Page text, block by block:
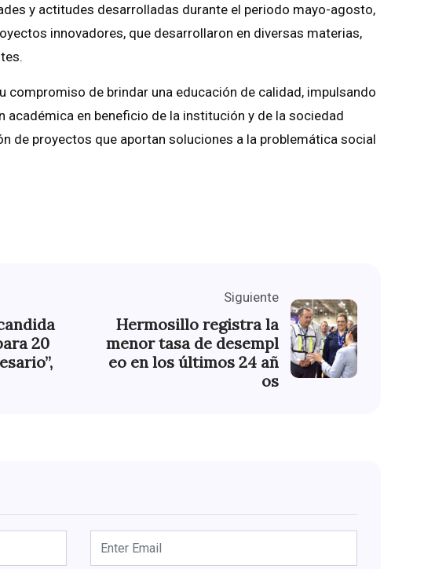
y actitudes desarrolladas durante el periodo mayo-agosto,
innovadores, que desarrollaron en diversas materias,
compromiso de brindar una educación de calidad, impulsando
académica en beneficio de la institución y de la sociedad
de proyectos que aportan soluciones a la problemática social
20
Siguiente
Hermosillo registra la
menor tasa de desempl
eo en los últimos 24 añ
os